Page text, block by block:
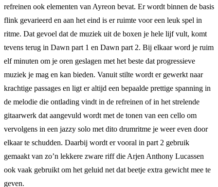
refreinen ook elementen van Ayreon bevat. Er wordt binnen de basis
flink gevarieerd en aan het eind is er ruimte voor een leuk spel in
ritme. Dat gevoel dat de muziek uit de boxen je hele lijf vult, komt
tevens terug in Dawn part 1 en Dawn part 2. Bij elkaar word je ruim
elf minuten om je oren geslagen met het beste dat progressieve
muziek je mag en kan bieden. Vanuit stilte wordt er gewerkt naar
krachtige passages en ligt er altijd een bepaalde prettige spanning in
de melodie die ontlading vindt in de refreinen of in het strelende
gitaarwerk dat aangevuld wordt met de tonen van een cello om
vervolgens in een jazzy solo met dito drumritme je weer even door
elkaar te schudden. Daarbij wordt er vooral in part 2 gebruik
gemaakt van zo’n lekkere zware riff die Arjen Anthony Lucassen
ook vaak gebruikt om het geluid net dat beetje extra gewicht mee te
geven.